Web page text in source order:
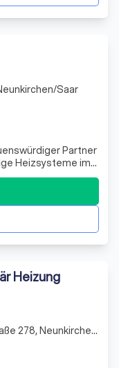
Partner
Heizsysteme im
in der
in Service und
Saar
Heizung
Wellesweilerstraße 278, Neunkirchen/Saar